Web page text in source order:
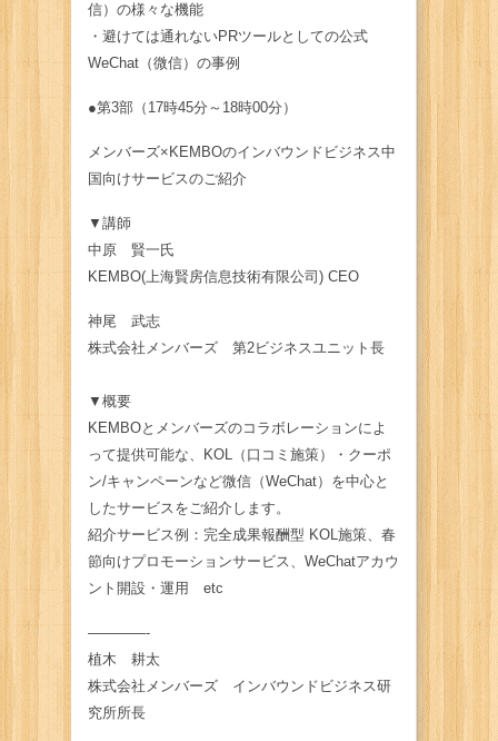
信）の様々な機能
・避けては通れないPRツールとしての公式
WeChat（微信）の事例
●第3部（17時45分～18時00分）
メンバーズ×KEMBOのインバウンドビジネス中
国向けサービスのご紹介
▼講師
中原 賢一氏
KEMBO(上海賢房信息技術有限公司) CEO
神尾 武志
株式会社メンバーズ 第2ビジネスユニット長
▼概要
KEMBOとメンバーズのコラボレーションによ
って提供可能な、KOL（口コミ施策）・クーポ
ン/キャンペーンなど微信（WeChat）を中心と
したサービスをご紹介します。
紹介サービス例：完全成果報酬型 KOL施策、春
節向けプロモーションサービス、WeChatアカウ
ント開設・運用 etc
————-
植木 耕太
株式会社メンバーズ インバウンドビジネス研
究所所長